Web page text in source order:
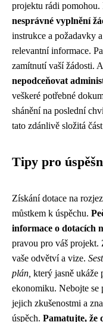
projektu rádi pomohou.
nesprávné vyplnění
instrukce a požadavky
relevantní informace.
zamítnutí vaší žádosti.
nepodceňovat
veškeré potřebné
shánění na poslední
tato zdánlivě složitá
Tipy pro
Získání dotace na
můstkem k úspěchu.
informace o dotacích
pravou pro váš projekt.
vaše odvětví a vize.
plán, který jasně ukáže
ekonomiku. Nebojte se
jejich zkušenostmi a
úspěch. Pamatujte, že